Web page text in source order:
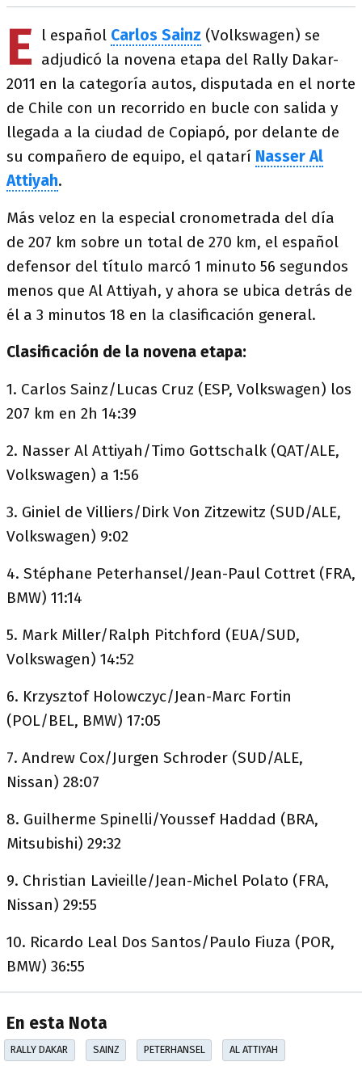
E l español Carlos Sainz (Volkswagen) se
adjudicó la novena etapa del Rally Dakar-
2011 en la categoría autos, disputada en el norte
de Chile con un recorrido en bucle con salida y
llegada a la ciudad de Copiapó, por delante de
su compañero de equipo, el qatarí Nasser Al
Attiyah.
Más veloz en la especial cronometrada del día
de 207 km sobre un total de 270 km, el español
defensor del título marcó 1 minuto 56 segundos
menos que Al Attiyah, y ahora se ubica detrás de
él a 3 minutos 18 en la clasificación general.
Clasificación de la novena etapa:
1. Carlos Sainz/Lucas Cruz (ESP, Volkswagen) los
207 km en 2h 14:39
2. Nasser Al Attiyah/Timo Gottschalk (QAT/ALE,
Volkswagen) a 1:56
3. Giniel de Villiers/Dirk Von Zitzewitz (SUD/ALE,
Volkswagen) 9:02
4. Stéphane Peterhansel/Jean-Paul Cottret (FRA,
BMW) 11:14
5. Mark Miller/Ralph Pitchford (EUA/SUD,
Volkswagen) 14:52
6. Krzysztof Holowczyc/Jean-Marc Fortin
(POL/BEL, BMW) 17:05
7. Andrew Cox/Jurgen Schroder (SUD/ALE,
Nissan) 28:07
8. Guilherme Spinelli/Youssef Haddad (BRA,
Mitsubishi) 29:32
9. Christian Lavieille/Jean-Michel Polato (FRA,
Nissan) 29:55
10. Ricardo Leal Dos Santos/Paulo Fiuza (POR,
BMW) 36:55
En esta Nota
RALLY DAKAR SAINZ PETERHANSEL AL ATTIYAH